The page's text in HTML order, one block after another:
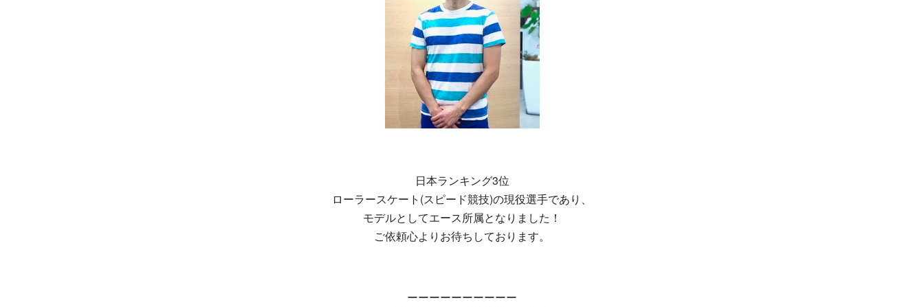
日本ランキング3位
ローラースケート(スピード競技)の現役選手であり、
モデルとしてエース所属となりました！
ご依頼心よりお待ちしております。
ーーーーーーーーーー